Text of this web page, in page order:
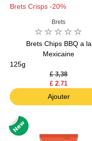
Brets Crisps -20%
Brets
Brets Chips BBQ a la
Mexicaine
125g
£ 3,38
£ 2.71
Ajouter